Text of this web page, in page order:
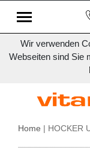
Wir verwenden
Webseiten sind Sie
Home | HOCKER